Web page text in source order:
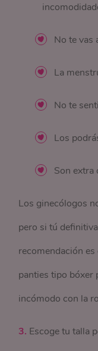
No te vas
La
No te
Los
Son extra
Los ginecólogos
pero si tú
recomendación
panties tipo bóxer
incómodo con la
3. Escoge tu talla